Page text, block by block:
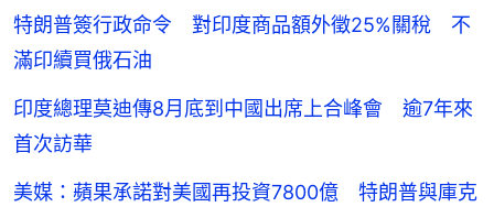
特朗普簽行政命令 對印度商品額外徵25%關稅 不
滿印續買俄石油
印度總理莫迪傳8月底到中國出席上合峰會 逾7年來
首次訪華
美媒：蘋果承諾對美國再投資7800億 特朗普與庫克